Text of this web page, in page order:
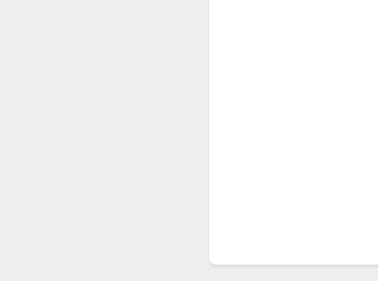
هایی که